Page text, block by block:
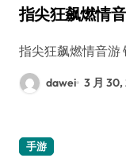
指尖狂飙燃情
指尖狂飙燃情音
dawei 3 月
手游